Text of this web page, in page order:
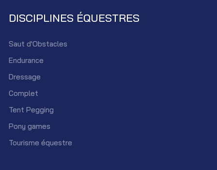
DISCIPLINES ÉQUESTRES
Saut d'Obstacles
Endurance
Dressage
Complet
Tent Pegging
Pony games
Tourisme équestre